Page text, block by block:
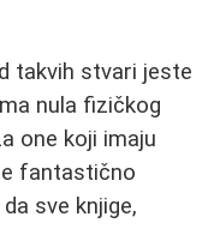
takvih stvari jeste
nula fizičkog
one koji imaju
fantastično
sve knjige,